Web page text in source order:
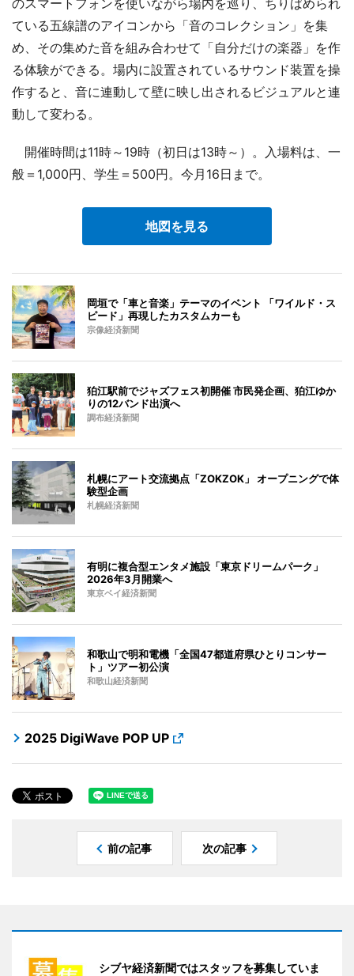
ている五線譜のアイコンから「音のコレクション」を集
め、その集めた音を組み合わせて「自分だけの楽器」を作
る体験ができる。場内に設置されているサウンド装置を操
作すると、音に連動して壁に映し出されるビジュアルと連
動して変わる。
開催時間は11時～19時（初日は13時～）。入場料は、一
般＝1,000円、学生＝500円。今月16日まで。
地図を見る
岡垣で「車と音楽」テーマのイベント 「ワイルド・ス
ピード」再現したカスタムカーも
宗像経済新聞
狛江駅前でジャズフェス初開催 市民発企画、狛江ゆか
りの12バンド出演へ
調布経済新聞
札幌にアート交流拠点「ZOKZOK」 オープニングで体
験型企画
札幌経済新聞
有明に複合型エンタメ施設「東京ドリームパーク」
2026年3月開業へ
東京ベイ経済新聞
和歌山で明和電機「全国47都道府県ひとりコンサー
ト」ツアー初公演
和歌山経済新聞
2025 DigiWave POP UP
前の記事 次の記事
シブヤ経済新聞ではスタッフを募集していま